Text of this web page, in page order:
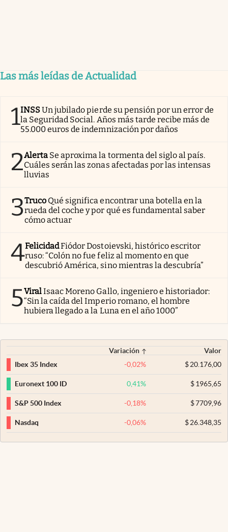
Las más leídas de Actualidad
1INSSUn jubilado pierde su pensión por un error de
la Seguridad Social. Años más tarde recibe más de
55.000 euros de indemnización por daños
2Alerta Se aproxima la tormenta del siglo al país.
Cuáles serán las zonas afectadas por las intensas
lluvias
3Truco Qué significa encontrar una botella en la
rueda del coche y por qué es fundamental saber
cómo actuar
4FelicidadFiódor Dostoievski, histórico escritor
ruso: “Colón no fue feliz al momento en que
descubrió América, sino mientras la descubría”
5ViralIsaac Moreno Gallo, ingeniero e historiador:
“Sin la caída del Imperio romano, el hombre
hubiera llegado a la Luna en el año 1000”
Variación
Valor
Ibex 35 Index
-0,02% $20.176,00
Euronext 100 ID 0,41% $1965,65
S&P 500 Index -0,18% $7709,96
Nasdaq -0,06% $26.348,35